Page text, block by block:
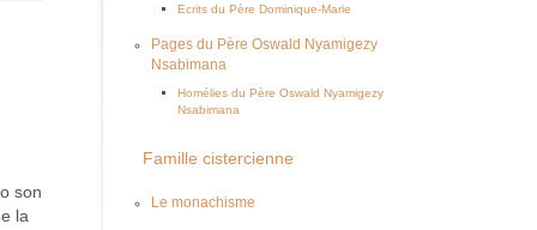
son
la
Ecrits du Père Dominique-Marie
Pages du Père Oswald Nyamigezy
Nsabimana
Homélies du Père Oswald Nyamigezy
Nsabimana
Famille cistercienne
Le monachisme